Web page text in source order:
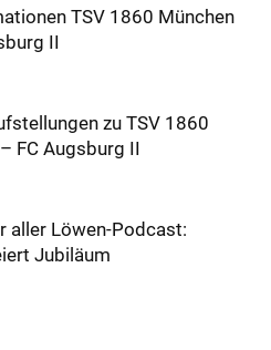
TSV 1860 München
II
zu TSV 1860
FC Augsburg II
aller Löwen-Podcast:
Jubiläum